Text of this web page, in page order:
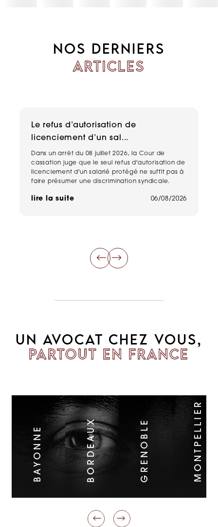
NOS DERNIERS
ARTICLES
Le refus d’autorisation de
licenciement d’un sal...
Dans un arrêt du 08 juillet 2026, la Cour de
cassation juge que le seul refus d'autorisation de
licenciement d'un salarié protégé ne suffit pas à
faire présumer une discrimination syndicale.
lire la suite 06/08/2026
UN AVOCAT CHEZ VOUS,
PARTOUT EN FRANCE
BAYONNE BORDEAUX GRENOBLE MONTPELLIER